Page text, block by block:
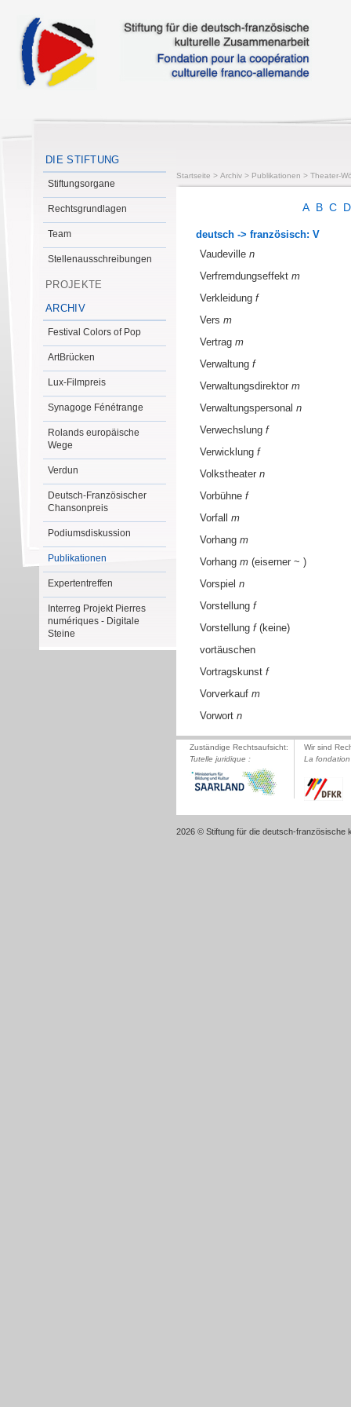
DIE STIFTUNG
Stiftungsorgane
Rechtsgrundlagen
Team
Stellenausschreibungen
PROJEKTE
ARCHIV
Festival Colors of Pop
ArtBrücken
Lux-Filmpreis
Synagoge Fénétrange
Rolands europäische
Wege
Verdun
Deutsch-Französischer
Chansonpreis
Podiumsdiskussion
Publikationen
Expertentreffen
Interreg Projekt Pierres
numériques - Digitale
Steine
Startseite > Archiv > Publikationen > Theater-
A B C
deutsch -> französisch: V
Vaudeville n
Verfremdungseffekt m
Verkleidung f
Vers m
Vertrag m
Verwaltung f
Verwaltungsdirektor m
Verwaltungspersonal n
Verwechslung f
Verwicklung f
Volkstheater n
Vorbühne f
Vorfall m
Vorhang m
Vorhang m (eiserner ~ )
Vorspiel n
Vorstellung f
Vorstellung f(keine)
vortäuschen
Vortragskunst f
Vorverkauf m
Vorwort n
Zuständige Rechtsaufsicht:
Tutelle juridique :
Wir sind
La
2026 © Stiftung für die deutsch-französische